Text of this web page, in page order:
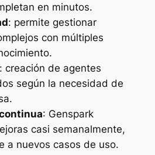
en minutos.
: permite gestionar
con múltiples
: creación de agentes
según la necesidad de
: Genspark
casi semanalmente,
a nuevos casos de uso.